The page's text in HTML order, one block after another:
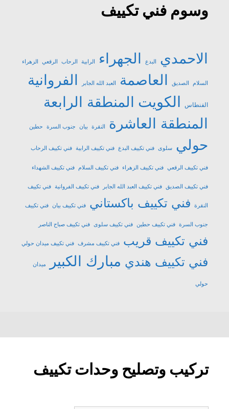
وسوم فني تكييف
الاحمدي البدع الجهراء الرابية الرحاب الرقعي الزهراء
السلام الصديق العاصمة العبد الله الجابر الفروانية
الفنطاس الكويت المنطقة الرابعة
المنطقة العاشرة
النقرة بيان جنوب السرة حطين
حولي سلوى فني تكييف البدع فني تكييف الرابية فني تكييف الرحاب
فني تكييف الرقعي فني تكييف الزهراء فني تكييف السلام فني تكييف الشهداء
فني تكييف الصديق فني تكييف العبد الله الجابر فني تكييف الفروانية فني تكييف
النقرة فني تكييف باكستاني فني تكييف بيان فني تكييف
جنوب السرة فني تكييف حطين فني تكييف سلوى فني تكييف صباح الناصر
فني تكييف قريب فني تكييف مشرف فني تكييف ميدان حولي
فني تكييف هندي مبارك الكبير ميدان
حولي
تركيب وتصليح وحدات تكييف